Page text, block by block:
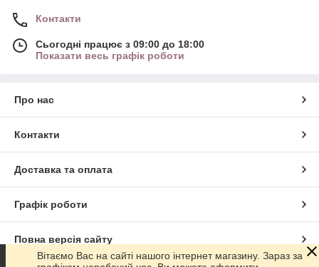
Контакти
Сьогодні працює з 09:00 до 18:00
Показати весь графік роботи
Про нас
Контакти
Доставка та оплата
Графік роботи
Повна версія сайту
Вітаємо Вас на сайті нашого інтернет магазину. Зараз за